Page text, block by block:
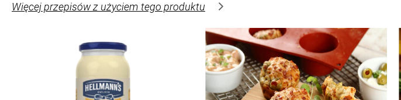
Więcej przepisów z użyciem tego produktu